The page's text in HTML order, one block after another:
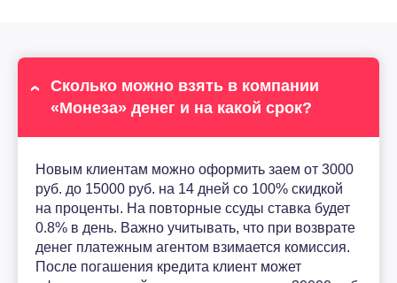
Сколько можно взять в компании
«Монеза» денег и на какой срок?
Новым клиентам можно оформить заем от 3000
руб. до 15000 руб. на 14 дней со 100% скидкой
на проценты. На повторные ссуды ставка будет
0.8% в день. Важно учитывать, что при возврате
денег платежным агентом взимается комиссия.
После погашения кредита клиент может